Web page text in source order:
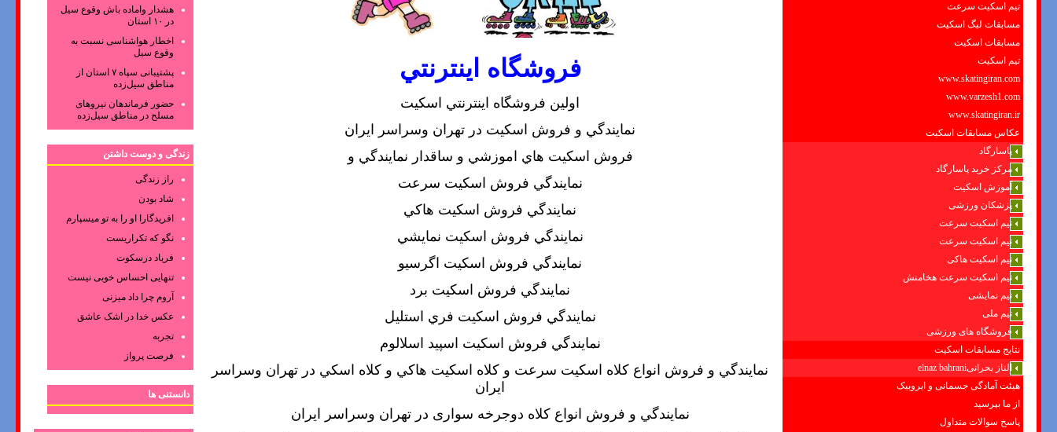
تیم اسکیت سرعت
مسابقات لیگ اسکیت
مسابقات اسکیت
تیم اسکیت
www.skatingiran.com
www.varzesh1.com
www.skatingiran.ir
عکاس مسابقات اسکیت
پاسارگاد
مرکز خرید پاسارگاد
آموزش اسکیت
پزشکان ورزشی
تیم اسکیت سرعت
تیم اسکیت سرعت
تیم اسکیت هاکی
تیم اسکیت سرعت هخامنش
تیم نمایشی
تیم ملی
فروشگاه های ورزشی
نتایج مسابقات اسکیت
الناز بحرانیelnaz bahrani
هیئت آمادگی جسمانی و ایروبیک
از ما بپرسید
پاسخ سوالات متداول
فروشگاه اينترنتي
اولين فروشگاه اينترنتي اسكيت
نمايندگي و فروش اسكيت در تهران وسراسر ايران
فروش اسكيت هاي اموزشي و ساقدار نمايندگي و
نمايندگي فروش اسكيت سرعت
نمايندگي فروش اسكيت هاكي
نمايندگي فروش اسكيت نمايشي
نمايندگي فروش اسكيت اگرسيو
نمايندگي فروش اسكيت برد
نمايندگي فروش اسكيت فري استليل
نمايندگي فروش اسكيت اسپيد اسلالوم
نمايندگي و فروش انواع كلاه اسكيت سرعت و كلاه اسكيت هاكي و كلاه اسكي در تهران وسراسر
ايران
نمايندگي و فروش انواع كلاه دوجرخه سواری در تهران وسراسر ايران
هشدار واماده باش وقوع سیل
در ۱۰ استان
اخطار هواشناسی نسبت به
وقوع سیل
پشتیبانی سپاه ۷ استان از
مناطق سیل‌زده
حضور فرماندهان نیروهای
مسلح در مناطق سیل‌زده
زندگی و دوست داشتن
راز زندگی
شاد بودن
افریدگارا او را به تو میسپارم
نگو که تکراریست
فریاد درسکوت
تنهایی احساس خوبی نیست
آروم چرا داد میزنی
عکس‌ خدا در اشک‌ عاشق‌
تجربه
فرصت پرواز
دانستنی ها